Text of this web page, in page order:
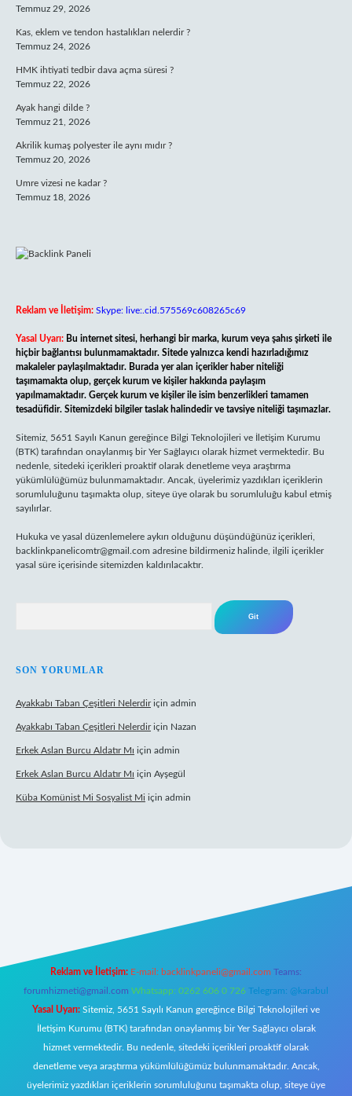
Temmuz 29, 2026
Kas, eklem ve tendon hastalıkları nelerdir ?
Temmuz 24, 2026
HMK ihtiyati tedbir dava açma süresi ?
Temmuz 22, 2026
Ayak hangi dilde ?
Temmuz 21, 2026
Akrilik kumaş polyester ile aynı mıdır ?
Temmuz 20, 2026
Umre vizesi ne kadar ?
Temmuz 18, 2026
Reklam ve İletişim: Skype: live:.cid.575569c608265c69
Yasal Uyarı: Bu internet sitesi, herhangi bir marka, kurum veya şahıs şirketi ile
hiçbir bağlantısı bulunmamaktadır. Sitede yalnızca kendi hazırladığımız
makaleler paylaşılmaktadır. Burada yer alan içerikler haber niteliği
taşımamakta olup, gerçek kurum ve kişiler hakkında paylaşım
yapılmamaktadır. Gerçek kurum ve kişiler ile isim benzerlikleri tamamen
tesadüfidir. Sitemizdeki bilgiler taslak halindedir ve tavsiye niteliği taşımazlar.
Sitemiz, 5651 Sayılı Kanun gereğince Bilgi Teknolojileri ve İletişim Kurumu
(BTK) tarafından onaylanmış bir Yer Sağlayıcı olarak hizmet vermektedir. Bu
nedenle, sitedeki içerikleri proaktif olarak denetleme veya araştırma
yükümlülüğümüz bulunmamaktadır. Ancak, üyelerimiz yazdıkları içeriklerin
sorumluluğunu taşımakta olup, siteye üye olarak bu sorumluluğu kabul etmiş
sayılırlar.
Hukuka ve yasal düzenlemelere aykırı olduğunu düşündüğünüz içerikleri,
backlinkpanelicomtr@gmail.com adresine bildirmeniz halinde, ilgili içerikler
yasal süre içerisinde sitemizden kaldırılacaktır.
SON YORUMLAR
Ayakkabı Taban Çeşitleri Nelerdiriçin admin
Ayakkabı Taban Çeşitleri Nelerdiriçin Nazan
Erkek Aslan Burcu Aldatır Mı için admin
Erkek Aslan Burcu Aldatır Mı için Ayşegül
Küba Komünist Mi Sosyalist Mi için admin
Reklam ve İletişim: E-mail: backlinkpaneli@gmail.com Teams:
forumhizmeti@gmail.com Whatsapp: 0262 606 0 726 Telegram: @karabul
Yasal Uyarı: Sitemiz, 5651 Sayılı Kanun gereğince Bilgi Teknolojileri ve
İletişim Kurumu (BTK) tarafından onaylanmış bir Yer Sağlayıcı olarak
hizmet vermektedir. Bu nedenle, sitedeki içerikleri proaktif olarak
denetleme veya araştırma yükümlülüğümüz bulunmamaktadır. Ancak,
üyelerimiz yazdıkları içeriklerin sorumluluğunu taşımakta olup, siteye üye